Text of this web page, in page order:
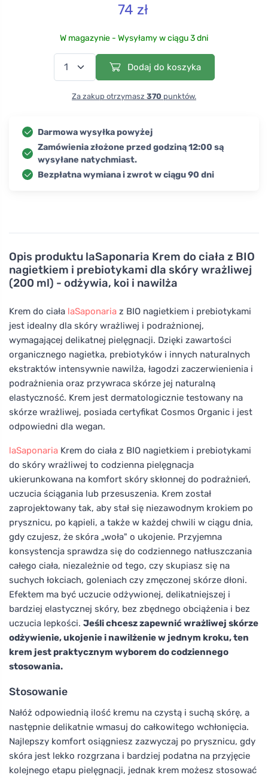
Opis produktu laSaponaria Krem do ciała z BIO
nagietkiem i prebiotykami dla skóry wrażliwej
(200 ml) - odżywia, koi i nawilża
Krem do ciała laSaponaria z BIO nagietkiem i prebiotykami
jest idealny dla skóry wrażliwej i podrażnionej,
wymagającej delikatnej pielęgnacji. Dzięki zawartości
organicznego nagietka, prebiotyków i innych naturalnych
ekstraktów intensywnie nawilża, łagodzi zaczerwienienia i
podrażnienia oraz przywraca skórze jej naturalną
elastyczność. Krem jest dermatologicznie testowany na
skórze wrażliwej, posiada certyfikat Cosmos Organic i jest
odpowiedni dla wegan.
laSaponaria Krem do ciała z BIO nagietkiem i prebiotykami
do skóry wrażliwej to codzienna pielęgnacja
ukierunkowana na komfort skóry skłonnej do podrażnień,
uczucia ściągania lub przesuszenia. Krem został
zaprojektowany tak, aby stał się niezawodnym krokiem po
prysznicu, po kąpieli, a także w każdej chwili w ciągu dnia,
gdy czujesz, że skóra „woła" o ukojenie. Przyjemna
konsystencja sprawdza się do codziennego natłuszczania
całego ciała, niezależnie od tego, czy skupiasz się na
suchych łokciach, goleniach czy zmęczonej skórze dłoni.
Efektem ma być uczucie odżywionej, delikatniejszej i
bardziej elastycznej skóry, bez zbędnego obciążenia i bez
uczucia lepkości. Jeśli chcesz zapewnić wrażliwej skórze
odżywienie, ukojenie i nawilżenie w jednym kroku, ten
krem jest praktycznym wyborem do codziennego
stosowania.
Stosowanie
Nałóż odpowiednią ilość kremu na czystą i suchą skórę, a
następnie delikatnie wmasuj do całkowitego wchłonięcia.
Najlepszy komfort osiągniesz zazwyczaj po prysznicu, gdy
skóra jest lekko rozgrzana i bardziej podatna na przyjęcie
kolejnego etapu pielęgnacji, jednak krem możesz stosować
74 zł
W magazynie - Wysyłamy w ciągu 3 dni
Dodaj do koszyka
Za zakup otrzymasz 370 punktów.
Darmowa wysyłka powyżej
Zamówienia złożone przed godziną 12:00 są
wysyłane natychmiast.
Bezpłatna wymiana i zwrot w ciągu 90 dni